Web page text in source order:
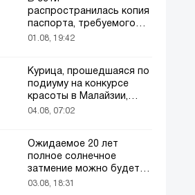
распространилась копия
паспорта, требуемого
для домашних животных
01.08, 19:42
Курица, прошедшаяся по
подиуму на конкурсе
красоты в Малайзии,
привлекла внимание
04.08, 07:02
Ожидаемое 20 лет
полное солнечное
затмение можно будет
наблюдать в августе
03.08, 18:31